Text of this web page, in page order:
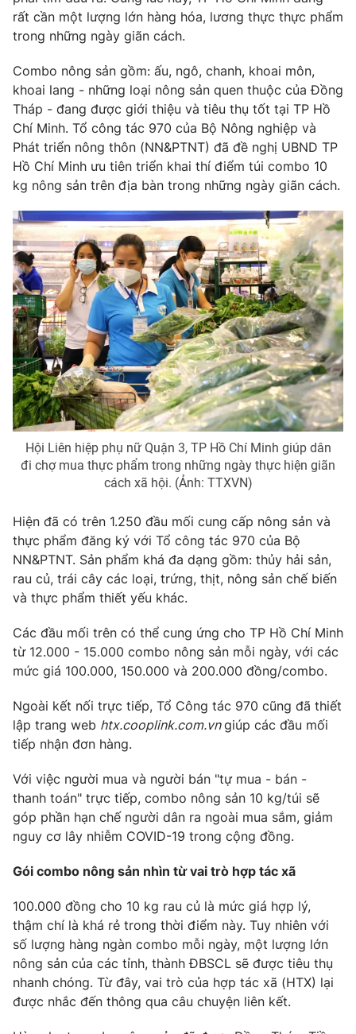
Nhân vật
Khán giả
Giải sao mai
Điện ảnh
Âm nhạc
Sao
Đời sống
Du lịch
Làm đẹp
Chất lượng cuộc sống
Giáo dục
Tuyển sinh
Học trực tuyến
Công nghệ
Hitech Công nghệ tương lai
Sản phẩm
Thị trường
Tư vấn
Giao lưu trực tuyến
Lịch phát sóng
Chuyên mục khác
Emagazine Podcast
Photo Infographic
Video Shorts video
VTV Money VTV Thể thao
VTV Sức khoẻ Bất động sản
Thị trường 24h Tấm lòng Việt
VTV4 Vươn mình bằng AI
VTV9 VTV8
Liên hệ tòa soạn English
THỜI BÁO VTV
Theo dõi báo trên
Cơ quan chủ quản:
Đài Truyền hình Việt Nam
Cơ quan báo chí:Thời báo VTV
cấp ngày 29/12/2023
Tổng Biên tập:Vũ Thanh Thủy
Phó Tổng Biên tập:Nguyễn Thị Mỹ Hạnh, Phạm Quốc Thắng,
Nguyễn Trọng Ninh
Tổng đài VTV:024.38 355 931 - 024.38 355 932
Ðiện thoại Thời báo VTV:
024.66 897 897
rất cần một lượng lớn hàng hóa, lương thực thực phẩm
trong những ngày giãn cách.
Combo nông sản gồm: ấu, ngô, chanh, khoai môn,
khoai lang - những loại nông sản quen thuộc của Đồng
Tháp - đang được giới thiệu và tiêu thụ tốt tại TP Hồ
Chí Minh. Tổ công tác 970 của Bộ Nông nghiệp và
Phát triển nông thôn (NN&PTNT) đã đề nghị UBND TP
Hồ Chí Minh ưu tiên triển khai thí điểm túi combo 10
kg nông sản trên địa bàn trong những ngày giãn cách.
Hội Liên hiệp phụ nữ Quận 3, TP Hồ Chí Minh giúp dân
đi chợ mua thực phẩm trong những ngày thực hiện giãn
cách xã hội. (Ảnh: TTXVN)
Hiện đã có trên 1.250 đầu mối cung cấp nông sản và
thực phẩm đăng ký với Tổ công tác 970 của Bộ
NN&PTNT. Sản phẩm khá đa dạng gồm: thủy hải sản,
rau củ, trái cây các loại, trứng, thịt, nông sản chế biến
và thực phẩm thiết yếu khác.
Các đầu mối trên có thể cung ứng cho TP Hồ Chí Minh
từ 12.000 - 15.000 combo nông sản mỗi ngày, với các
mức giá 100.000, 150.000 và 200.000 đồng/combo.
Ngoài kết nối trực tiếp, Tổ Công tác 970 cũng đã thiết
lập trang web htx.cooplink.com.vngiúp các đầu mối
tiếp nhận đơn hàng.
Với việc người mua và người bán "tự mua - bán -
thanh toán" trực tiếp, combo nông sản 10 kg/túi sẽ
góp phần hạn chế người dân ra ngoài mua sắm, giảm
nguy cơ lây nhiễm COVID-19 trong cộng đồng.
Gói combo nông sản nhìn từ vai trò hợp tác xã
100.000 đồng cho 10 kg rau củ là mức giá hợp lý,
thậm chí là khá rẻ trong thời điểm này. Tuy nhiên với
số lượng hàng ngàn combo mỗi ngày, một lượng lớn
nông sản của các tỉnh, thành ĐBSCL sẽ được tiêu thụ
nhanh chóng. Từ đây, vai trò của hợp tác xã (HTX) lại
được nhắc đến thông qua câu chuyện liên kết.